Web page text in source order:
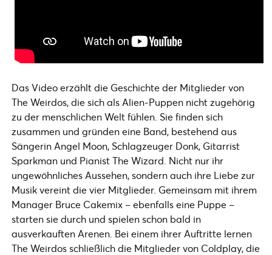
Das Video erzählt die Geschichte der Mitglieder von
The Weirdos, die sich als Alien-Puppen nicht zugehörig
zu der menschlichen Welt fühlen. Sie finden sich
zusammen und gründen eine Band, bestehend aus
Sängerin Angel Moon, Schlagzeuger Donk, Gitarrist
Sparkman und Pianist The Wizard. Nicht nur ihr
ungewöhnliches Aussehen, sondern auch ihre Liebe zur
Musik vereint die vier Mitglieder. Gemeinsam mit ihrem
Manager Bruce Cakemix – ebenfalls eine Puppe –
starten sie durch und spielen schon bald in
ausverkauften Arenen. Bei einem ihrer Auftritte lernen
The Weirdos schließlich die Mitglieder von Coldplay, die